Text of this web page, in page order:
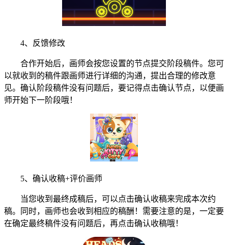
4、反馈修改
合作开始后，画师会按您设置的节点提交阶段稿件。您可
以就收到的稿件跟画师进行详细的沟通，提出合理的修改意
见。确认阶段稿件没有问题后，要记得点击确认节点，以便画
师开始下一阶段哦！
5、确认收稿+评价画师
当您收到最终成稿后，可以点击确认收稿来完成本次约
稿。同时，画师也会收到相应的稿酬！需要注意的是，一定要
在确定最终稿件没有问题后，再点击确认收稿哦！